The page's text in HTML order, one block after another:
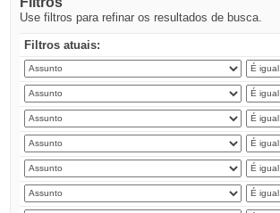
Use filtros para refinar os resultados de busca.
Filtros atuais: